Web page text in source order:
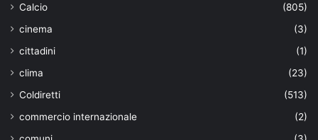
Calcio
(805)
cinema
(3)
cittadini
(1)
clima
(23)
Coldiretti
(513)
commercio internazionale
(2)